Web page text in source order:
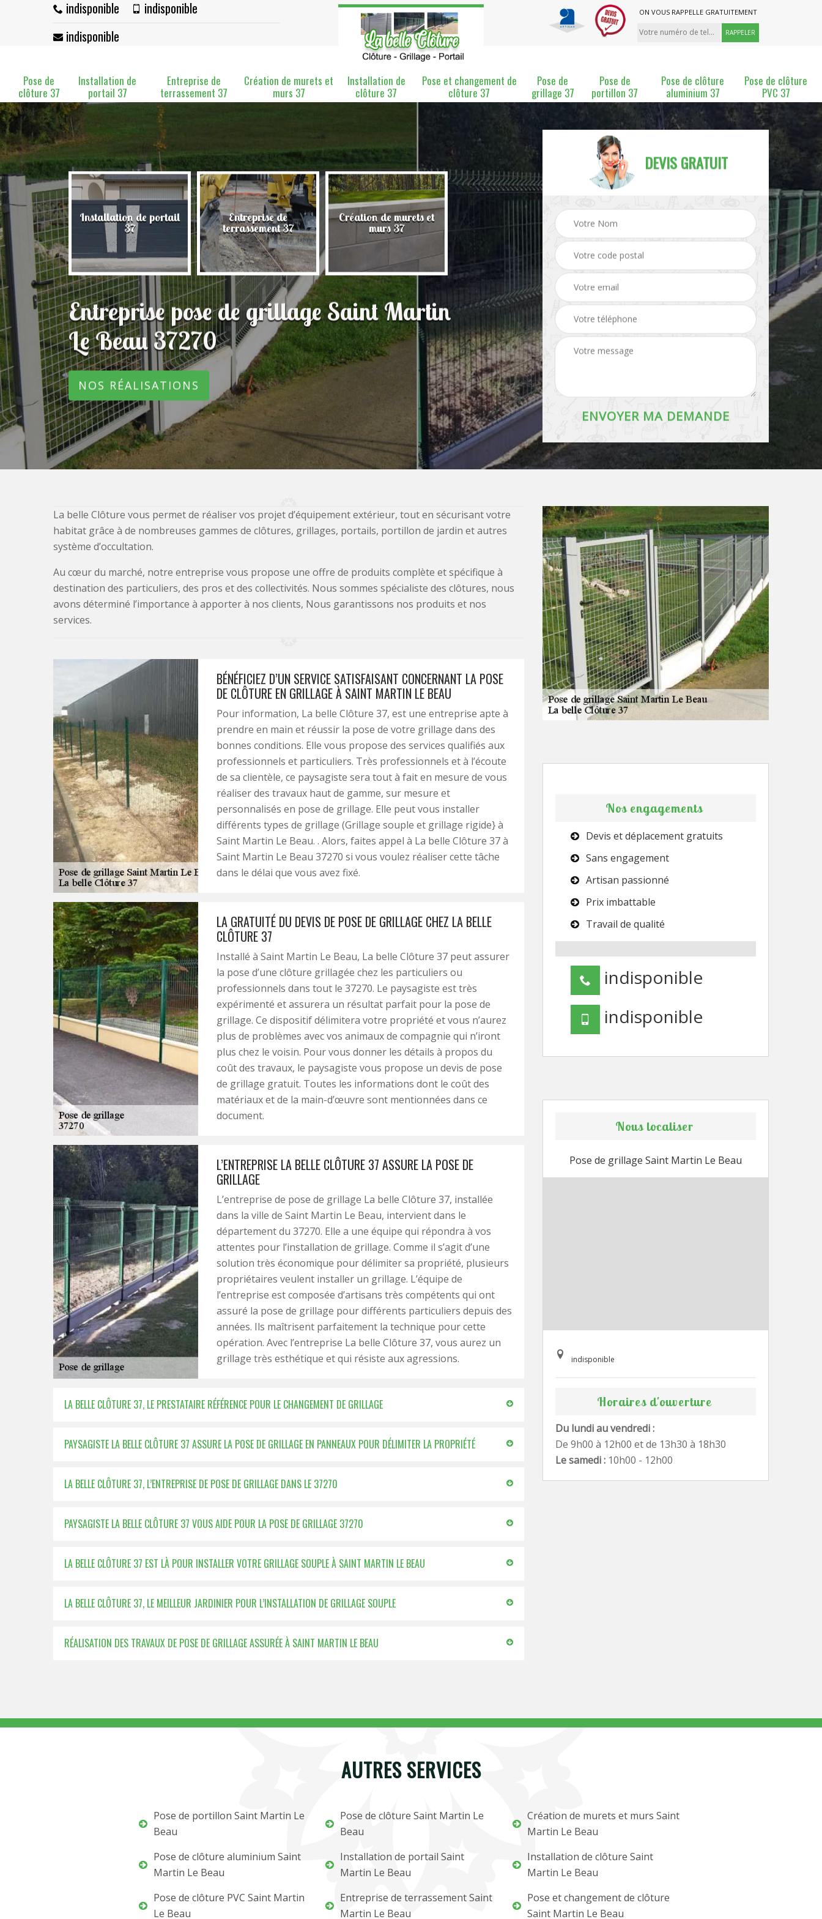
indisponible
indisponible
indisponible
ON VOUS RAPPELLE GRATUITEMENT
Pose de
clôture 37
Installation de
portail 37
Entreprise de
terrassement 37
Création de murets et
murs 37
Installation de
clôture 37
Pose et changement de
clôture 37
Pose de
grillage 37
Pose de
portillon 37
Pose de clôture
aluminium 37
Pose de clôture
PVC 37
37 Installation de portail
37
Entreprise de
terrassement 37
Création de murets et
murs 37
Installation de clôture
37
Pose et changement de Pose de grillage 37
Entreprise pose de grillage Saint Martin
Le Beau 37270
NOS RÉALISATIONS
DEVIS GRATUIT
La belle Clôture vous permet de réaliser vos projet d’équipement extérieur, tout en sécurisant votre
habitat grâce à de nombreuses gammes de clôtures, grillages, portails, portillon de jardin et autres
système d’occultation.
Au cœur du marché, notre entreprise vous propose une offre de produits complète et spécifique à
destination des particuliers, des pros et des collectivités. Nous sommes spécialiste des clôtures, nous
avons déterminé l’importance à apporter à nos clients, Nous garantissons nos produits et nos
services.
BÉNÉFICIEZ D’UN SERVICE SATISFAISANT CONCERNANT LA POSE
DE CLÔTURE EN GRILLAGE À SAINT MARTIN LE BEAU
Pour information, La belle Clôture 37, est une entreprise apte à
prendre en main et réussir la pose de votre grillage dans des
bonnes conditions. Elle vous propose des services qualifiés aux
professionnels et particuliers. Très professionnels et à l’écoute
de sa clientèle, ce paysagiste sera tout à fait en mesure de vous
réaliser des travaux haut de gamme, sur mesure et
personnalisés en pose de grillage. Elle peut vous installer
différents types de grillage (Grillage souple et grillage rigide} à
Saint Martin Le Beau. . Alors, faites appel à La belle Clôture 37 à
Saint Martin Le Beau 37270 si vous voulez réaliser cette tâche
dans le délai que vous avez fixé.
LA GRATUITÉ DU DEVIS DE POSE DE GRILLAGE CHEZ LA BELLE
CLÔTURE 37
Installé à Saint Martin Le Beau, La belle Clôture 37 peut assurer
la pose d’une clôture grillagée chez les particuliers ou
professionnels dans tout le 37270. Le paysagiste est très
expérimenté et assurera un résultat parfait pour la pose de
grillage. Ce dispositif délimitera votre propriété et vous n’aurez
plus de problèmes avec vos animaux de compagnie qui n’iront
plus chez le voisin. Pour vous donner les détails à propos du
coût des travaux, le paysagiste vous propose un devis de pose
de grillage gratuit. Toutes les informations dont le coût des
matériaux et de la main-d’œuvre sont mentionnées dans ce
document.
L’ENTREPRISE LA BELLE CLÔTURE 37 ASSURE LA POSE DE
GRILLAGE
L’entreprise de pose de grillage La belle Clôture 37, installée
dans la ville de Saint Martin Le Beau, intervient dans le
département du 37270. Elle a une équipe qui répondra à vos
attentes pour l’installation de grillage. Comme il s’agit d’une
solution très économique pour délimiter sa propriété, plusieurs
propriétaires veulent installer un grillage. L’équipe de
l’entreprise est composée d’artisans très compétents qui ont
assuré la pose de grillage pour différents particuliers depuis des
années. Ils maîtrisent parfaitement la technique pour cette
opération. Avec l’entreprise La belle Clôture 37, vous aurez un
grillage très esthétique et qui résiste aux agressions.
LA BELLE CLÔTURE 37, LE PRESTATAIRE RÉFÉRENCE POUR LE CHANGEMENT DE GRILLAGE
PAYSAGISTE LA BELLE CLÔTURE 37 ASSURE LA POSE DE GRILLAGE EN PANNEAUX POUR DÉLIMITER LA PROPRIÉTÉ
LA BELLE CLÔTURE 37, L’ENTREPRISE DE POSE DE GRILLAGE DANS LE 37270
PAYSAGISTE LA BELLE CLÔTURE 37 VOUS AIDE POUR LA POSE DE GRILLAGE 37270
LA BELLE CLÔTURE 37 EST LÀ POUR INSTALLER VOTRE GRILLAGE SOUPLE À SAINT MARTIN LE BEAU
LA BELLE CLÔTURE 37, LE MEILLEUR JARDINIER POUR L’INSTALLATION DE GRILLAGE SOUPLE
RÉALISATION DES TRAVAUX DE POSE DE GRILLAGE ASSURÉE À SAINT MARTIN LE BEAU
Nos engagements
Devis et déplacement gratuits
Sans engagement
Artisan passionné
Prix imbattable
Travail de qualité
indisponible
indisponible
Nous localiser
Pose de grillage Saint Martin Le Beau
indisponible
Horaires d'ouverture
Du lundi au vendredi :
De 9h00 à 12h00 et de 13h30 à 18h30
Le samedi : 10h00 - 12h00
AUTRES SERVICES
Pose de portillon Saint Martin Le
Beau
Pose de clôture aluminium Saint
Martin Le Beau
Pose de clôture PVC Saint Martin
Le Beau
Pose de clôture Saint Martin Le
Beau
Installation de portail Saint
Martin Le Beau
Entreprise de terrassement Saint
Martin Le Beau
Création de murets et murs Saint
Martin Le Beau
Installation de clôture Saint
Martin Le Beau
Pose et changement de clôture
Saint Martin Le Beau